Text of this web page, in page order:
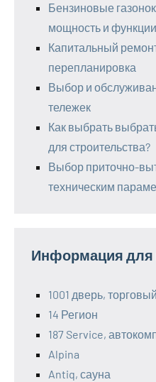
Бензиновые
мощность и функции
Капитальный
перепланировка
Выбор и
тележек
Как выбрать
для строительства?
Выбор приточно-
техническим
Информация для
1001 дверь,
14 Регион
187 Service,
Alpina
Antiq, сауна